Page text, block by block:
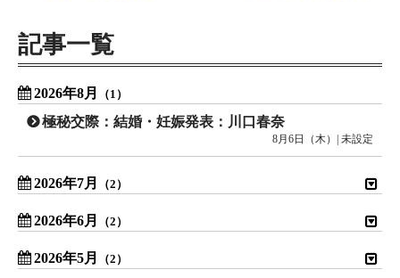
記事一覧
2026年8月 （1）
極秘交際：結婚・妊娠発表：川口春奈
8月6日（木）| 未設定
2026年7月 （2）
2026年6月 （2）
2026年5月 （2）